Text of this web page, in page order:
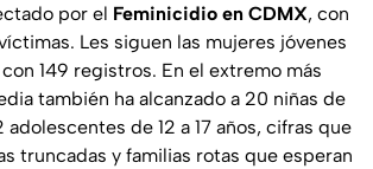
por el Feminicidio en CDMX, con
Les siguen las mujeres jóvenes
149 registros. En el extremo más
también ha alcanzado a 20 niñas de
adolescentes de 12 a 17 años, cifras que
truncadas y familias rotas que esperan